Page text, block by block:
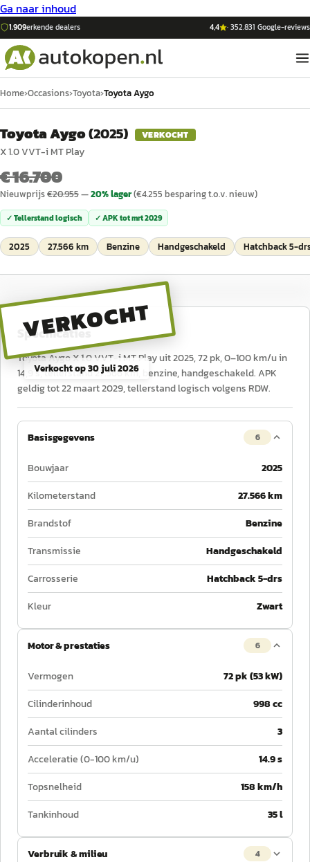
Ga naar inhoud
1.909erkende dealers 4,4 ·352.831 Google-reviews
Home›Occasions›Toyota›Toyota Aygo
Toyota Aygo(2025) VERKOCHT
X 1.0 VVT-i MT Play
€ 16.700
Nieuwprijs€20.955—20% lager(€4.255 besparing t.o.v. nieuw)
✓ Tellerstand logisch ✓ APK totmrt 2029
2025 27.566 km Benzine Handgeschakeld Hatchback 5-
VERKOCHT
Verkocht op30 juli 2026
Specificaties
Toyota Aygo X 1.0 VVT-i MT Play uit 2025, 72 pk, 0–100 km/u in
14,9 s, tellerstand 27.566 km, benzine, handgeschakeld. APK
geldig tot 22 maart 2029, tellerstand logisch volgens RDW.
Basisgegevens 6
Bouwjaar
2025
Kilometerstand
27.566 km
Brandstof
Benzine
Transmissie
Handgeschakeld
Carrosserie
Hatchback 5-drs
Kleur
Zwart
Motor & prestaties 6
Vermogen
72 pk (53 kW)
Cilinderinhoud
998 cc
Aantal cilinders
3
Acceleratie (0-100 km/u)
14.9 s
Topsnelheid
158 km/h
Tankinhoud
35 l
Verbruik & milieu 4